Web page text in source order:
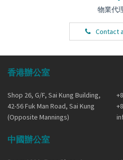
物業代
Contact
香港辦公室
Shop 26, G/F, Sai Kung Building,
42-56 Fuk Man Road, Sai Kung
(Opposite Mannings)
中國辦公室